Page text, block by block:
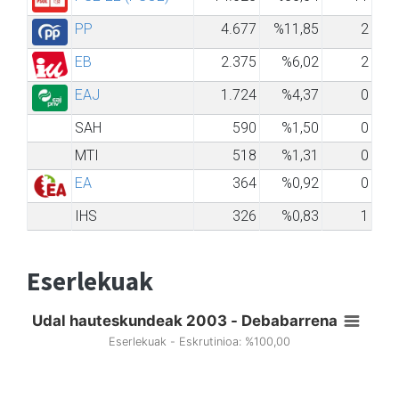
PP
4.677 %11,85
2
EB
2.375 %6,02
2
EAJ
1.724 %4,37
0
SAH
590 %1,50
0
MTI
518 %1,31
0
EA
364 %0,92
0
IHS
326 %0,83 1
Eserlekuak
Udal hauteskundeak 2003 - Debabarrena
Eserlekuak - Eskrutinioa: %100,00